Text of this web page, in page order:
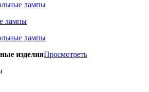
лампы
лампы
лампы
изделияПросмотреть